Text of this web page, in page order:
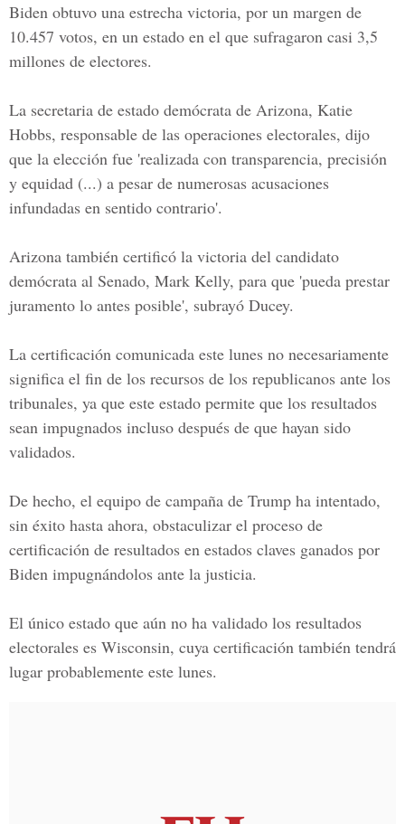
Biden obtuvo una estrecha victoria, por un margen de
10.457 votos, en un estado en el que sufragaron casi 3,5
millones de electores.
La secretaria de estado demócrata de Arizona, Katie
Hobbs, responsable de las operaciones electorales, dijo
que la elección fue 'realizada con transparencia, precisión
y equidad (...) a pesar de numerosas acusaciones
infundadas en sentido contrario'.
Arizona también certificó la victoria del candidato
demócrata al Senado, Mark Kelly, para que 'pueda prestar
juramento lo antes posible', subrayó Ducey.
La certificación comunicada este lunes no necesariamente
significa el fin de los recursos de los republicanos ante los
tribunales, ya que este estado permite que los resultados
sean impugnados incluso después de que hayan sido
validados.
De hecho, el equipo de campaña de Trump ha intentado,
sin éxito hasta ahora, obstaculizar el proceso de
certificación de resultados en estados claves ganados por
Biden impugnándolos ante la justicia.
El único estado que aún no ha validado los resultados
electorales es Wisconsin, cuya certificación también tendrá
lugar probablemente este lunes.